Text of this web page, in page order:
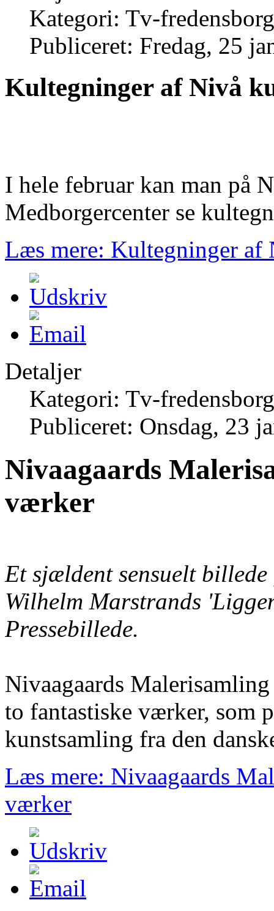
Kategori: Tv-
Publiceret: Fredag, 25
Kultegninger af Nivå
I hele februar kan man på
Medborgercenter se
Læs mere: Kultegninger
Detaljer
Kategori: Tv-
Publiceret: Onsdag, 23
Nivaagaards
værker
Et sjældent sensuelt
Wilhelm Marstrands
Pressebillede.
Nivaagaards
to fantastiske værker, som
kunstsamling fra den
Læs mere: Nivaagaards
værker